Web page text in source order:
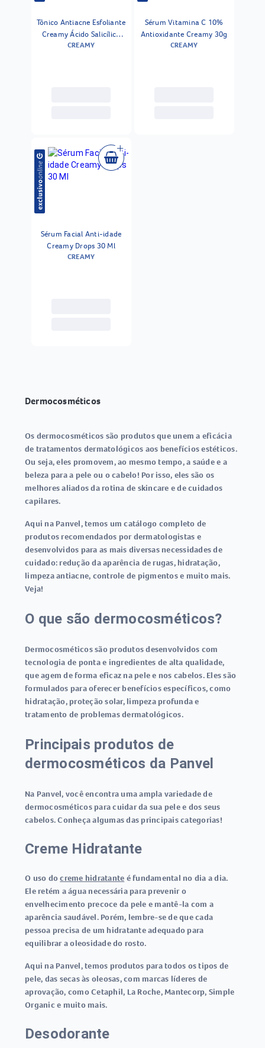
Tônico Antiacne Esfoliante
Creamy Ácido Salicílico
90ml
CREAMY
Sérum Vitamina C 10%
Antioxidante Creamy 30g
CREAMY
Sérum Facial Anti-idade
Creamy Drops 30 Ml
CREAMY
Dermocosméticos
Os dermocosméticos são produtos que unem a eficácia
de tratamentos dermatológicos aos benefícios estéticos.
Ou seja, eles promovem, ao mesmo tempo, a saúde e a
beleza para a pele ou o cabelo! Por isso, eles são os
melhores aliados da rotina de skincare e de cuidados
capilares.
Aqui na Panvel, temos um catálogo completo de
produtos recomendados por dermatologistas e
desenvolvidos para as mais diversas necessidades de
cuidado: redução da aparência de rugas, hidratação,
limpeza antiacne, controle de pigmentos e muito mais.
Veja!
O que são dermocosméticos?
Dermocosméticos são produtos desenvolvidos com
tecnologia de ponta e ingredientes de alta qualidade,
que agem de forma eficaz na pele e nos cabelos. Eles são
formulados para oferecer benefícios específicos, como
hidratação, proteção solar, limpeza profunda e
tratamento de problemas dermatológicos.
Principais produtos de
dermocosméticos da Panvel
Na Panvel, você encontra uma ampla variedade de
dermocosméticos para cuidar da sua pele e dos seus
cabelos. Conheça algumas das principais categorias!
Creme Hidratante
O uso docreme hidratante é fundamental no dia a dia.
Ele retém a água necessária para prevenir o
envelhecimento precoce da pele e mantê-la com a
aparência saudável. Porém, lembre-se de que cada
pessoa precisa de um hidratante adequado para
equilibrar a oleosidade do rosto.
Aqui na Panvel, temos produtos para todos os tipos de
pele, das secas às oleosas, com marcas líderes de
aprovação, como Cetaphil, La Roche, Mantecorp, Simple
Organic e muito mais.
Desodorante